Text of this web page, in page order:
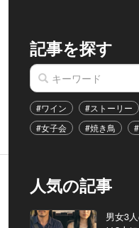
記事を探す
#ワイン #ストーリー
#女子会
#焼き鳥
人気の記事
男女3